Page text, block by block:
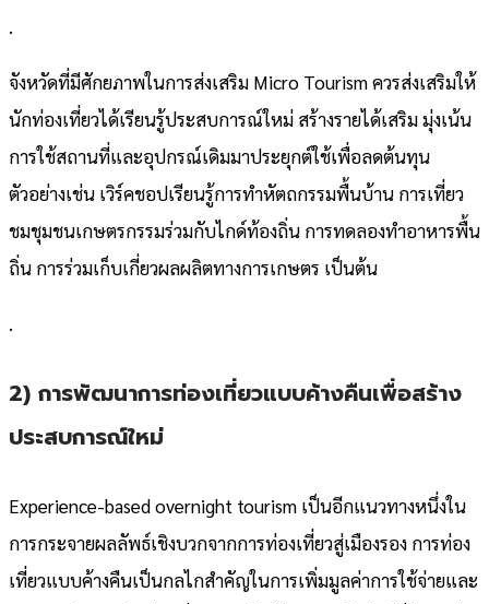
.
จังหวัดที่มีศักยภาพในการส่งเสริม Micro Tourism ควรส่งเสริมให้
นักท่องเที่ยวได้เรียนรู้ประสบการณ์ใหม่ สร้างรายได้เสริม มุ่งเน้น
การใช้สถานที่และอุปกรณ์เดิมมาประยุกต์ใช้เพื่อลดต้นทุน
ตัวอย่างเช่น เวิร์คชอปเรียนรู้การทำหัตถกรรมพื้นบ้าน การเที่ยว
ชมชุมชนเกษตรกรรมร่วมกับไกด์ท้องถิ่น การทดลองทำอาหารพื้น
ถิ่น การร่วมเก็บเกี่ยวผลผลิตทางการเกษตร เป็นต้น
.
2) การพัฒนาการท่องเที่ยวแบบค้างคืนเพื่อสร้าง
ประสบการณ์ใหม่
Experience-based overnight tourism เป็นอีกแนวทางหนึ่งใน
การกระจายผลลัพธ์เชิงบวกจากการท่องเที่ยวสู่เมืองรอง การท่อง
เที่ยวแบบค้างคืนเป็นกลไกสำคัญในการเพิ่มมูลค่าการใช้จ่ายและ